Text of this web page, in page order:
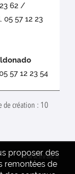
62 /
05 57 12 23
57 12 23 54
de création : 10
proposer des
remontées de
www.inrae.fr